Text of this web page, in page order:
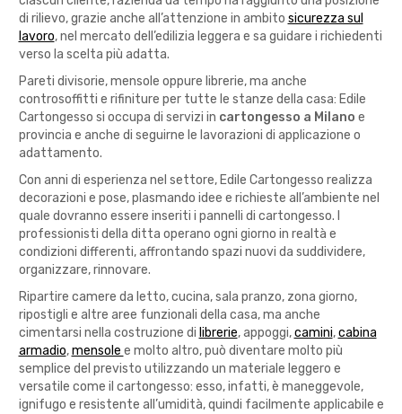
di rilievo, grazie anche all’attenzione in ambito sicurezza sul
lavoro, nel mercato dell’edilizia leggera e sa guidare i richiedenti
verso la scelta più adatta.
Pareti divisorie, mensole oppure librerie, ma anche
controsoffitti e rifiniture per tutte le stanze della casa: Edile
Cartongesso si occupa di servizi in cartongesso a Milano e
provincia e anche di seguirne le lavorazioni di applicazione o
adattamento.
Con anni di esperienza nel settore, Edile Cartongesso realizza
decorazioni e pose, plasmando idee e richieste all’ambiente nel
quale dovranno essere inseriti i pannelli di cartongesso. I
professionisti della ditta operano ogni giorno in realtà e
condizioni differenti, affrontando spazi nuovi da suddividere,
organizzare, rinnovare.
Ripartire camere da letto, cucina, sala pranzo, zona giorno,
ripostigli e altre aree funzionali della casa, ma anche
cimentarsi nella costruzione di librerie, appoggi,camini,cabina
armadio,mensole e molto altro, può diventare molto più
semplice del previsto utilizzando un materiale leggero e
versatile come il cartongesso: esso, infatti, è maneggevole,
ignifugo e resistente all’umidità, quindi facilmente applicabile e